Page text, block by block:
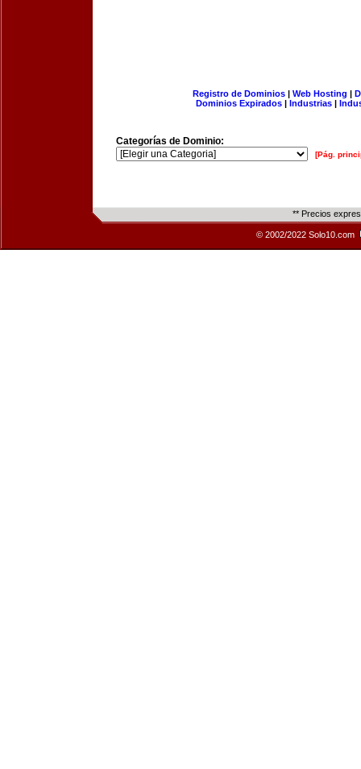
Registro de Dominios| Web Hosting |
Dominios Expirados | Industrias |
Categorías de Dominio:
[Pág.
** Precios
© 2002/2022 Solo10.com